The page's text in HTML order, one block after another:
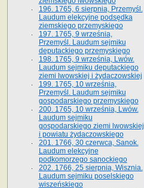
196. 1765, 6 sierpnia, Przemyśl.
Laudum elekcyjne podsędka
ziemskiego przemyskiego
197. 1765, 9 września,
Przemyśl. Laudum sejmiku
deputackiego przemyskiego
198. 1765, 9 września, Lwów.
Laudum sejmiku deputackiego
ziemi lwowskiej i żydaczowskiej
199. 1765, 10 września,
Przemyśl. Laudum sejmiku
gospodarskiego przemyskiego
200. 1765, 10 września, Lwów.
Laudum sejmiku
gospodarskiego ziemi lwowskiej
i powiatu żydaczowskiego
201. 1766, 30 czerwca, Sanok.
Laudum elekcyjne
podkomorzego sanockiego
202. 1766, 25 sierpnia, Wisznia.
Laudum sejmiku poselskiego
wiszeńskiego